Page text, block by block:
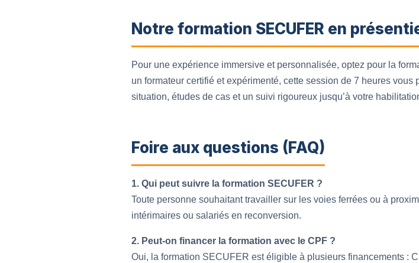
Notre formation SECUFER en
Pour une expérience immersive et personnalisée, optez pour la
un formateur certifié et expérimenté, cette session de 7 heures
situation, études de cas et un suivi rigoureux jusqu’à votre
Foire aux questions (FAQ)
1. Qui peut suivre la formation SECUFER ?
Toute personne souhaitant travailler sur les voies ferrées ou à
intérimaires ou salariés en reconversion.
2. Peut-on financer la formation avec le CPF ?
Oui, la formation SECUFER est éligible à plusieurs financements :